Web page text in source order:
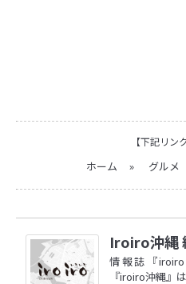
【下記リン
ホーム » グルメ
Iroiro沖縄
情報誌『
『iroiro沖縄』